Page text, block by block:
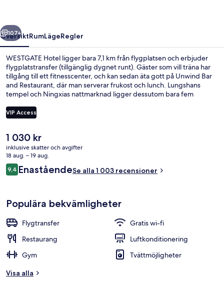
Nästa
107+
ÖversiktRumLägeRegler
WESTGATE Hotel ligger bara 7,1 km från flygplatsen och erbjuder
flygplatstransfer (tillgänglig dygnet runt). Gäster som vill träna har
tillgång till ett fitnesscenter, och kan sedan äta gott på Unwind Bar
and Restaurant, där man serverar frukost och lunch. Lungshans
tempel och Ningxias nattmarknad ligger dessutom bara fem
hjälpsamma personalen och läget. Boendet ligger en kort
promenad från kollektivtrafik, bara några steg från Ximen station
VIP Access
Det
nuvarande
priset
är
1 030 kr
1 030 kr
inklusive skatter och avgifter
18 aug. – 19 aug.
Recensioner
9,49,4 av 10,
EnaståendeSe alla 1 003 recensioner
Populära bekvämligheter
Flygtransfer
Gratis wi-fi
Restaurang
Luftkonditionering
Gym
Tvättmöjligheter
Visa alla